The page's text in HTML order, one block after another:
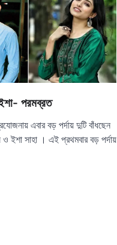
পরমব্রত
এবার বড় পর্দায় দুটি বাঁধছেন
ও ইশা সাহা । এই প্রথমবার বড় পর্দায়